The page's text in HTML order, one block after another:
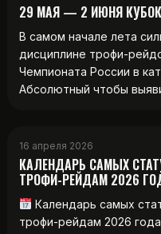
29 МАЯ — 2 ИЮНЯ
В самом начале лета
дисциплине трофи-
Чемпионата России в
Абсолютный чтобы
16 апреля 2026
КАЛЕНДАРЬ САМЫХ
ТРОФИ-РЕЙДАМ 2026
Календарь самых
трофи-рейдам 2026